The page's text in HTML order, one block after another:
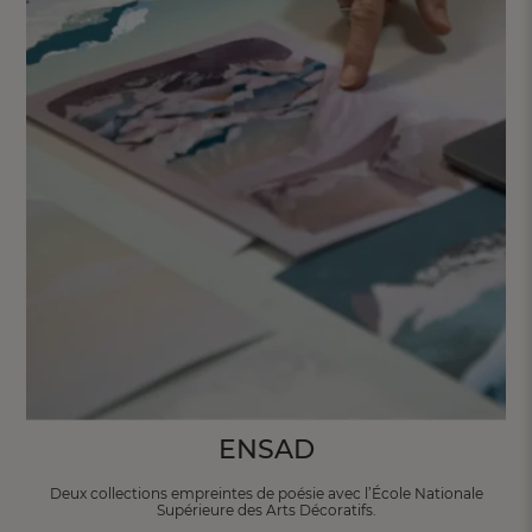
ENSAD
Deux collections empreintes de poésie avec l’École Nationale
Supérieure des Arts Décoratifs.